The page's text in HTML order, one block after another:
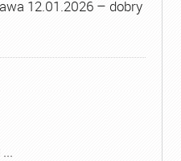
12.01.2026 – dobry
...